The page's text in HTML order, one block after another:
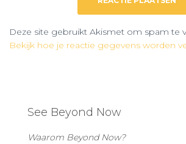
Deze site gebruikt Akismet om spam te
Bekijk hoe je reactie gegevens worden
See Beyond Now
Waarom Beyond Now?